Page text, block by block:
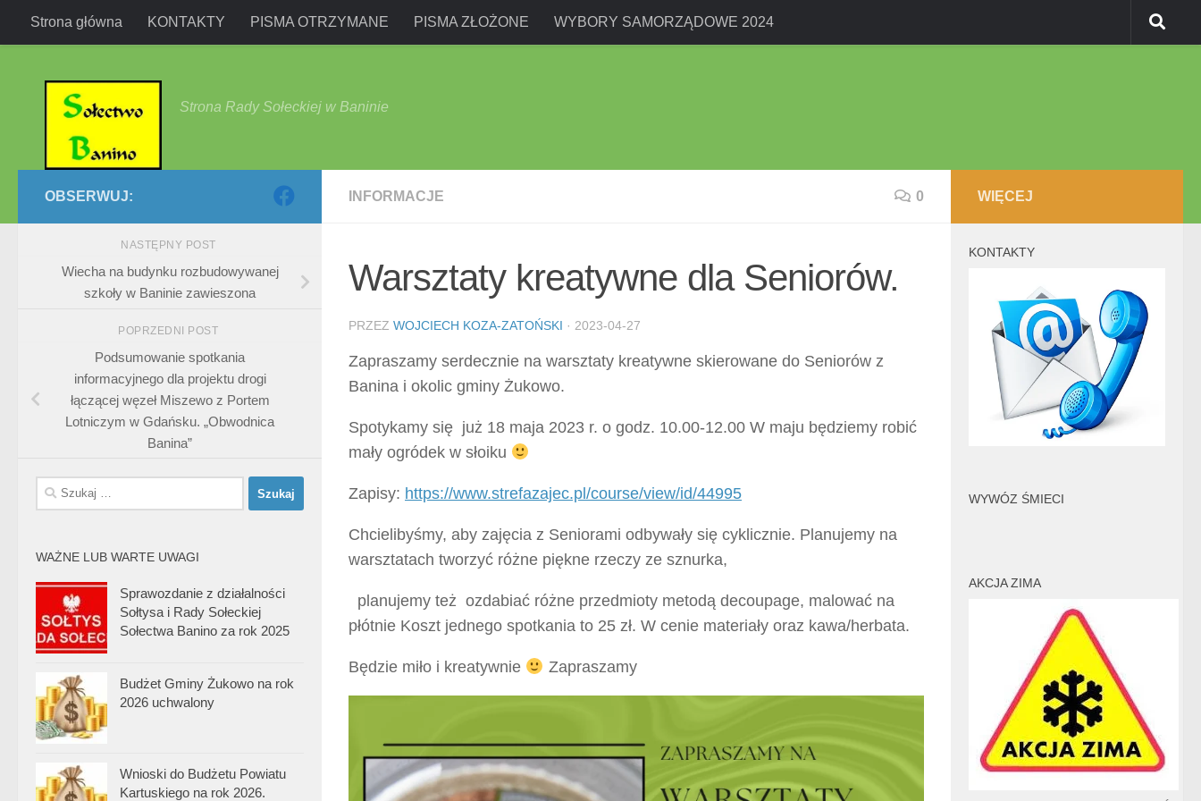
Przejdź do treści
Strona główna KONTAKTY PISMA OTRZYMANE PISMA ZŁOŻONE WYBORY SAMORZĄDOWE 2024
Strona Rady Sołeckiej w Baninie
INFORMACJE 0
Warsztaty kreatywne dla Seniorów.
PRZEZ WOJCIECH KOZA-ZATOŃSKI · 2023-04-27
Zapraszamy serdecznie na warsztaty kreatywne skierowane do Seniorów z
Banina i okolic gminy Żukowo.
Spotykamy się już 18 maja 2023 r. o godz. 10.00-12.00 W maju będziemy robić
mały ogródek w słoiku
Zapisy: https://www.strefazajec.pl/course/view/id/44995
Chcielibyśmy, aby zajęcia z Seniorami odbywały się cyklicznie. Planujemy na
warsztatach tworzyć różne piękne rzeczy ze sznurka,
planujemy też ozdabiać różne przedmioty metodą decoupage, malować na
płótnie Koszt jednego spotkania to 25 zł. W cenie materiały oraz kawa/herbata.
Będzie miło i kreatywnie Zapraszamy
OBSERWUJ:
NASTĘPNY POST
Wiecha na budynku rozbudowywanej
szkoły w Baninie zawieszona
POPRZEDNI POST
Podsumowanie spotkania
informacyjnego dla projektu drogi
łączącej węzeł Miszewo z Portem
Lotniczym w Gdańsku. „Obwodnica
Banina”
Szukaj:
WAŻNE LUB WARTE UWAGI
Sprawozdanie z działalności
Sołtysa i Rady Sołeckiej
Sołectwa Banino za rok 2025
Budżet Gminy Żukowo na rok
2026 uchwalony
Wnioski do Budżetu Powiatu
Kartuskiego na rok 2026.
WIĘCEJ
KONTAKTY
WYWÓZ ŚMIECI
AKCJA ZIMA